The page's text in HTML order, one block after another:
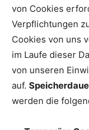
von Cookies
Verpflichtungen
Cookies von uns
im Laufe dieser
von unseren
auf.
werden die